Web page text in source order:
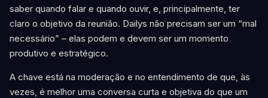
saber quando falar e quando ouvir, e, principalmente, ter
claro o objetivo da reunião. Dailys não precisam ser um “mal
necessário” – elas podem e devem ser um momento
produtivo e estratégico.
A chave está na moderação e no entendimento de que, às
vezes, é melhor uma conversa curta e objetiva do que um